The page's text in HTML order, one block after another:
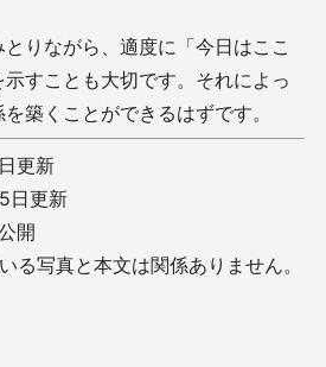
りながら、適度に「今日はここ
すことも大切です。それによっ
築くことができるはずです。
更新
日更新
開
る写真と本文は関係ありません。